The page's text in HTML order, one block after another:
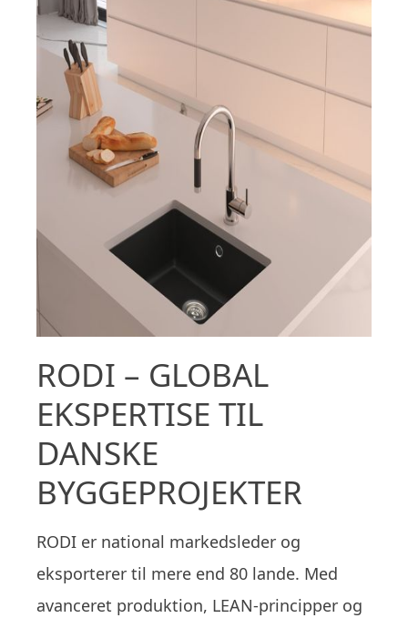
RODI – GLOBAL
EKSPERTISE TIL
DANSKE
BYGGEPROJEKTER
RODI er national markedsleder og
eksporterer til mere end 80 lande. Med
avanceret produktion, LEAN-principper og